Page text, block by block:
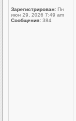
Зарегистрирован: Пн
июн 29, 2026 7:49 am
Сообщения: 384